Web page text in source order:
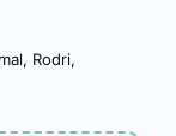
Rodri,